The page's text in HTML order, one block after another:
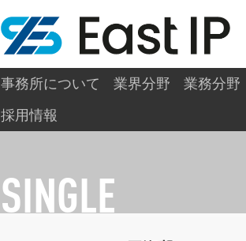
事務所について 業界分野 業務分野
採用情報
SINGLE